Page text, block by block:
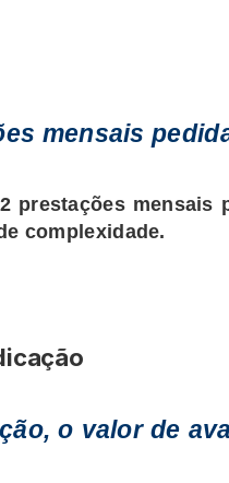
mensais
mensais
complexidade.
o valor de